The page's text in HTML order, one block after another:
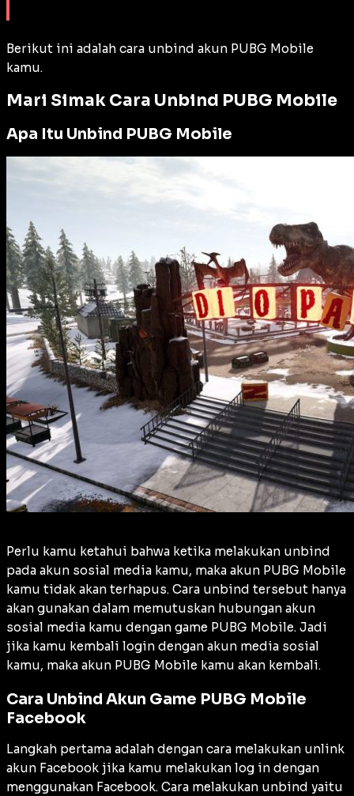
Berikut ini adalah cara unbind akun PUBG Mobile
kamu.
Mari Simak Cara Unbind PUBG Mobile
Apa Itu Unbind PUBG Mobile
Perlu kamu ketahui bahwa ketika melakukan unbind
pada akun sosial media kamu, maka akun PUBG Mobile
kamu tidak akan terhapus. Cara unbind tersebut hanya
akan gunakan dalam memutuskan hubungan akun
sosial media kamu dengan game PUBG Mobile. Jadi
jika kamu kembali login dengan akun media sosial
kamu, maka akun PUBG Mobile kamu akan kembali.
Cara Unbind Akun Game PUBG Mobile
Facebook
Langkah pertama adalah dengan cara melakukan unlink
akun Facebook jika kamu melakukan log in dengan
menggunakan Facebook. Cara melakukan unbind yaitu